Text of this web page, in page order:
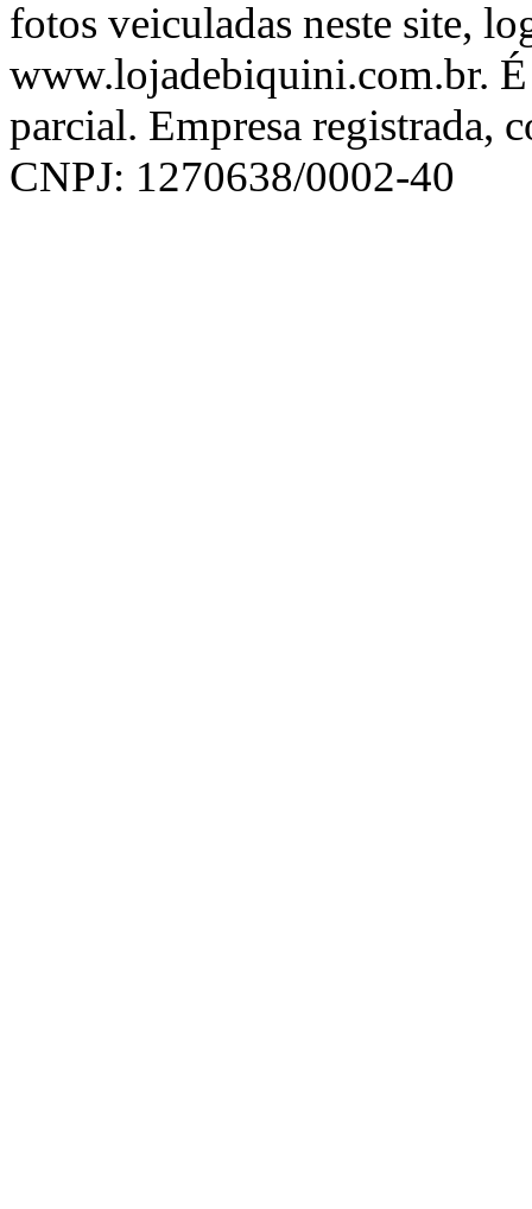
fotos veiculadas neste site,
www.lojadebiquini.com.br. É
parcial. Empresa registrada,
CNPJ: 1270638/0002-40